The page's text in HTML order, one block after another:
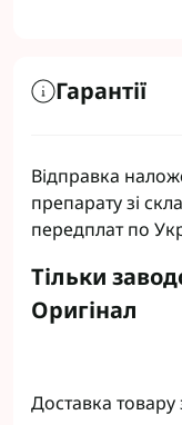
Гарантії
Відправка
препарату зі
передплат по
Тільки
Оригінал
Доставка